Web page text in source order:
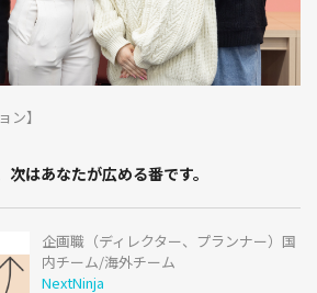
ン】
はあなたが広める番です。
企画職（ディレクター、プランナー）国
内チーム/海外チーム
NextNinja